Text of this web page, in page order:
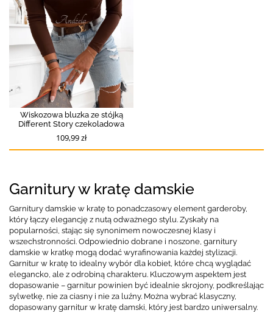
Wiskozowa bluzka ze stójką
Different Story czekoladowa
109,99 zł
Garnitury w kratę damskie
Garnitury damskie w kratę to ponadczasowy element garderoby,
który łączy elegancję z nutą odważnego stylu. Zyskały na
popularności, stając się synonimem nowoczesnej klasy i
wszechstronności. Odpowiednio dobrane i noszone, garnitury
damskie w kratkę mogą dodać wyrafinowania każdej stylizacji.
Garnitur w kratę to idealny wybór dla kobiet, które chcą wyglądać
elegancko, ale z odrobiną charakteru. Kluczowym aspektem jest
dopasowanie – garnitur powinien być idealnie skrojony, podkreślając
sylwetkę, nie za ciasny i nie za luźny. Można wybrać klasyczny,
dopasowany garnitur w kratę damski, który jest bardzo uniwersalny.